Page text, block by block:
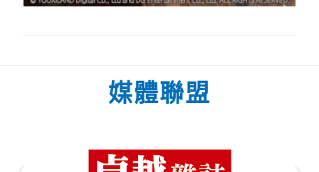
媒體聯盟